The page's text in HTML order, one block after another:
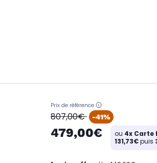
Prix de référence
oldPrice
807,00€ -41%
479,00€ ou 4x Carte
131,73€puis